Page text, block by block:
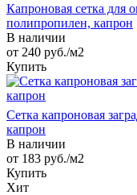
Капроновая сетка для
полипропилен, капрон
В наличии
от 240 руб./м2
Купить
Сетка капроновая
капрон
В наличии
от 183 руб./м2
Купить
Хит